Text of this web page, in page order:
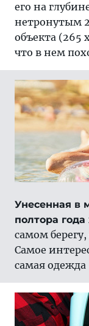
его на
нетронутым
объекта (265
что в нем
Унесенная в
полтора
самом
Самое
самая одежда